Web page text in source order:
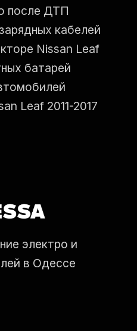
после ДТП
кабелей
Nissan Leaf
батарей
Leaf 2011-2017
электро и
в Одессе